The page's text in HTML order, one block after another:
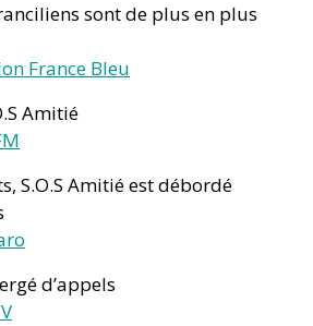
sont de plus en plus
France Bleu
Amitié
S.O.S Amitié est débordé
d’appels